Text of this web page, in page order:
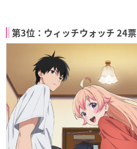
第3位：ウィッチウォッチ 24票